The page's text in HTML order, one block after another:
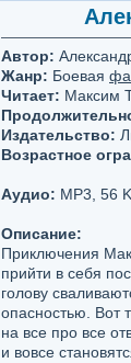
Автор:
Жанр: Боевая
Читает: Максим
Издательство:
Возрастное
Аудио: MP3, 56
Описание:
Приключения
прийти в себя
голову
опасностью. Вот
на все про все
и вовсе